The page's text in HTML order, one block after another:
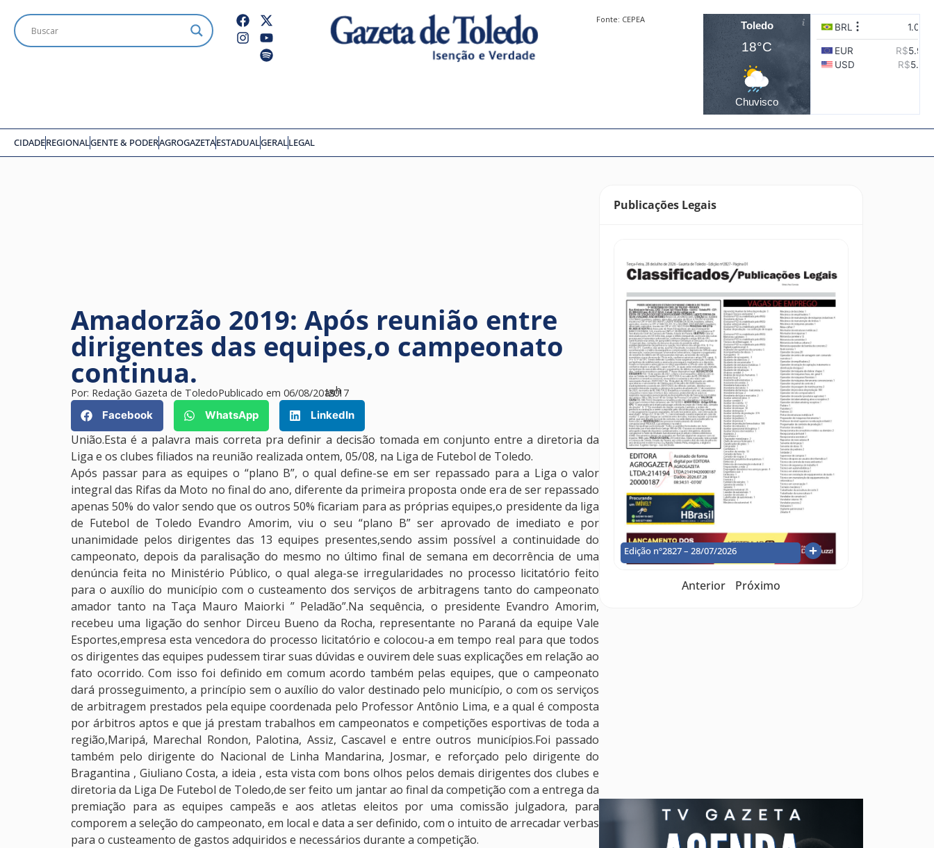
Fonte: CEPEA
Toledo
18°C
Chuvisco
CIDADEREGIONALGENTE & PODERAGROGAZETAESTADUALGERALLEGAL
Amadorzão 2019: Após reunião entre
dirigentes das equipes,o campeonato
continua.
Por: Redação Gazeta de ToledoPublicado em 06/08/2019
às17
h
20
Facebook
WhatsApp LinkedIn
União.Esta é a palavra mais correta pra definir a decisão tomada em conjunto entre a diretoria da
Liga e os clubes filiados na reunião realizada ontem, 05/08, na Liga de Futebol de Toledo.
Após passar para as equipes o “plano B”, o qual define-se em ser repassado para a Liga o valor
integral das Rifas da Moto no final do ano, diferente da primeira proposta onde era de ser repassado
apenas 50% do valor sendo que os outros 50% ficariam para as próprias equipes,o presidente da liga
de Futebol de Toledo Evandro Amorim, viu o seu “plano B” ser aprovado de imediato e por
unanimidade pelos dirigentes das 13 equipes presentes,sendo assim possível a continuidade do
campeonato, depois da paralisação do mesmo no último final de semana em decorrência de uma
denúncia feita no Ministério Público, o qual alega-se irregularidades no processo licitatório feito
para o auxílio do município com o custeamento dos serviços de arbitragens tanto do campeonato
amador tanto na Taça Mauro Maiorki ” Peladão”.Na sequência, o presidente Evandro Amorim,
recebeu uma ligação do senhor Dirceu Bueno da Rocha, representante no Paraná da equipe Vale
Esportes,empresa esta vencedora do processo licitatório e colocou-a em tempo real para que todos
os dirigentes das equipes pudessem tirar suas dúvidas e ouvirem dele suas explicações em relação ao
fato ocorrido. Com isso foi definido em comum acordo também pelas equipes, que o campeonato
dará prosseguimento, a princípio sem o auxílio do valor destinado pelo município, o com os serviços
de arbitragem prestados pela equipe coordenada pelo Professor Antônio Lima, e a qual é composta
por árbitros aptos e que já prestam trabalhos em campeonatos e competições esportivas de toda a
região,Maripá, Marechal Rondon, Palotina, Assiz, Cascavel e entre outros municípios.Foi passado
também pelo dirigente do Nacional de Linha Mandarina, Josmar, e reforçado pelo dirigente do
Bragantina , Giuliano Costa, a ideia , esta vista com bons olhos pelos demais dirigentes dos clubes e
diretoria da Liga De Futebol de Toledo,de ser feito um jantar ao final da competição com a entrega da
premiação para as equipes campeãs e aos atletas eleitos por uma comissão julgadora, para
comporem a seleção do campeonato, em local e data a ser definido, com o intuito de arrecadar verbas
para o custeamento de gastos adquiridos e necessários durante a competição.
Publicações Legais
Edição nº2827 – 28/07/2026
Anterior Próximo